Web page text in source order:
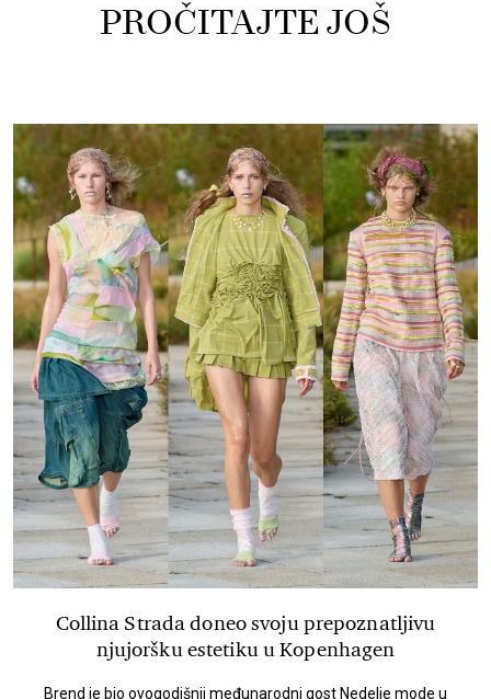
PROČITAJTE JOŠ
Collina Strada doneo svoju prepoznatljivu
njujoršku estetiku u Kopenhagen
Brend je bio ovogodišnji međunarodni gost Nedelje mode u